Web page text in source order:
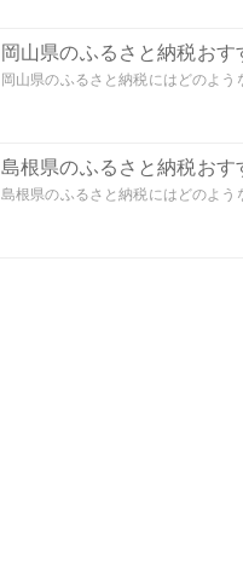
岡山県のふるさと納税おす
岡山県のふるさと納税にはどのよ
島根県のふるさと納税おす
島根県のふるさと納税にはどのよ